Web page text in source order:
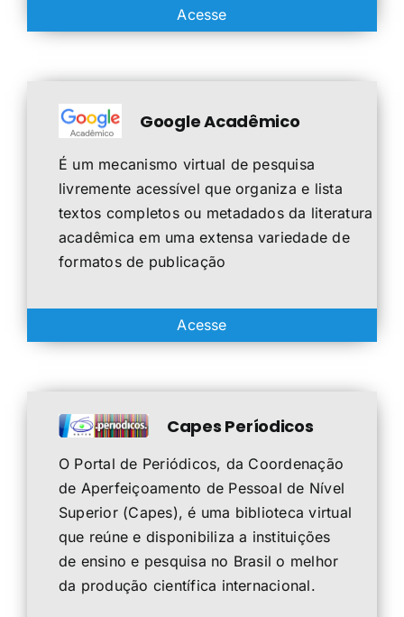
Acesse
Google Acadêmico
É um mecanismo virtual de pesquisa
livremente acessível que organiza e lista
textos completos ou metadados da literatura
acadêmica em uma extensa variedade de
formatos de publicação
Acesse
Capes Períodicos
O Portal de Periódicos, da Coordenação
de Aperfeiçoamento de Pessoal de Nível
Superior (Capes), é uma biblioteca virtual
que reúne e disponibiliza a instituições
de ensino e pesquisa no Brasil o melhor
da produção científica internacional.